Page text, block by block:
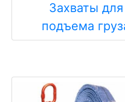
Захваты для
подъема